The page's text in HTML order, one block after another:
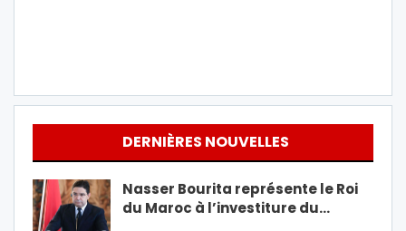
DERNIÈRES NOUVELLES
Nasser Bourita représente le Roi
du Maroc à l’investiture du…